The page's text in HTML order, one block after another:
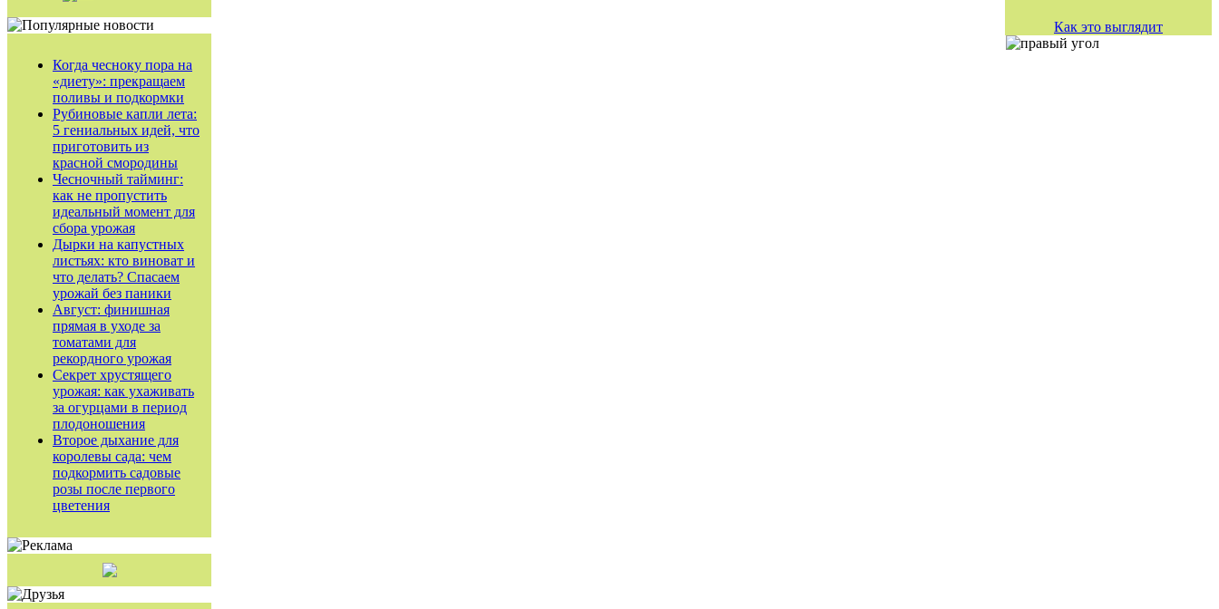
Когда чесноку пора на
«диету»: прекращаем
поливы и подкормки
Рубиновые капли лета:
5 гениальных идей, что
приготовить из
красной смородины
Чесночный тайминг:
как не пропустить
идеальный момент для
сбора урожая
Дырки на капустных
листьях: кто виноват и
что делать? Спасаем
урожай без паники
Август: финишная
прямая в уходе за
томатами для
рекордного урожая
Секрет хрустящего
урожая: как ухаживать
за огурцами в период
плодоношения
Второе дыхание для
королевы сада: чем
подкормить садовые
розы после первого
цветения
Как это выглядит